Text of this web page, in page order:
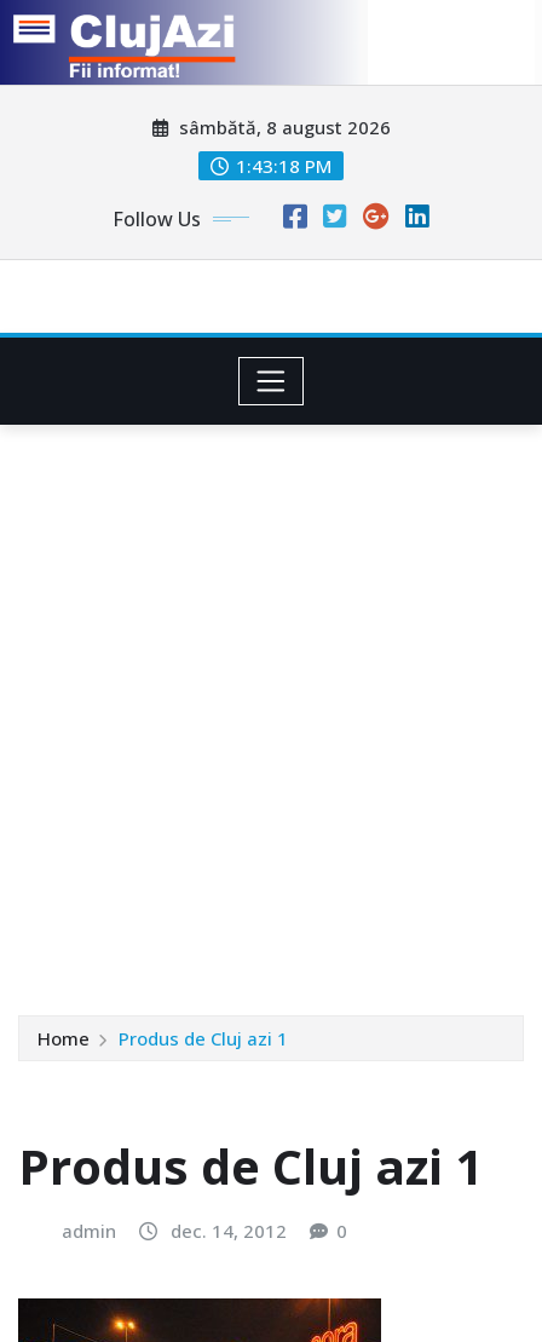
sâmbătă, 8 august 2026
1:43:21 PM
Follow Us
Home Produs de Cluj azi 1
Produs de Cluj azi 1
admin dec. 14, 2012 0